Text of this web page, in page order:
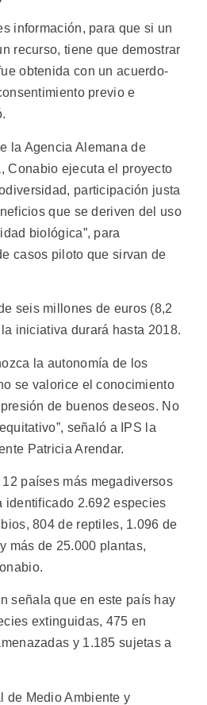
información, para que si un
recurso, tiene que demostrar
obtenida con un acuerdo-
previo e
la Agencia Alemana de
Conabio ejecuta el proyecto
participación justa
que se deriven del uso
biológica”, para
casos piloto que sirvan de
seis millones de euros (8,2
iniciativa durará hasta 2018.
la autonomía de los
se valorice el conocimiento
de buenos deseos. No
señaló a IPS la
Patricia Arendar.
países más megadiversos
identificado 2.692 especies
804 de reptiles, 1.096 de
más de 25.000 plantas,
señala que en este país hay
extinguidas, 475 en
y 1.185 sujetas a
de Medio Ambiente y